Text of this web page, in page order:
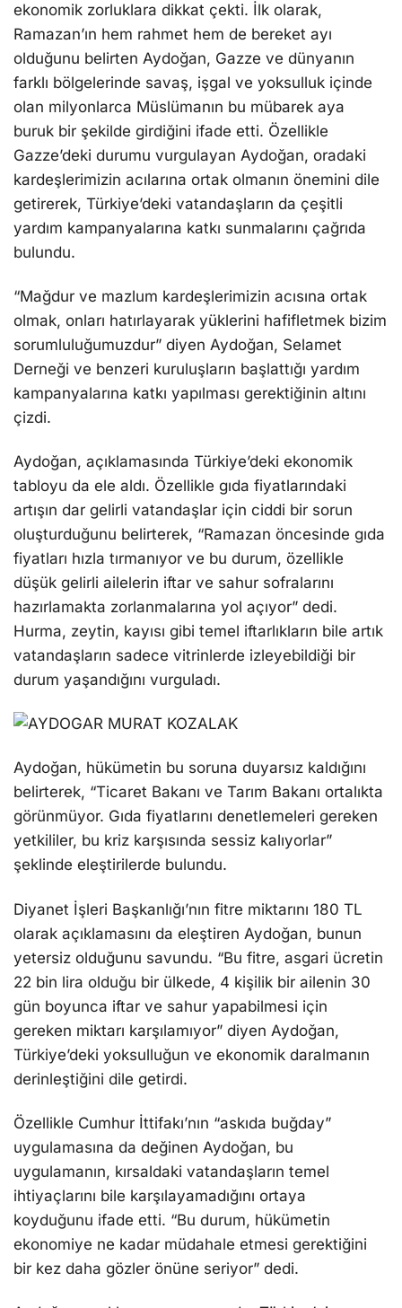
ekonomik zorluklara dikkat çekti. İlk olarak,
Ramazan’ın hem rahmet hem de bereket ayı
olduğunu belirten Aydoğan, Gazze ve dünyanın
farklı bölgelerinde savaş, işgal ve yoksulluk içinde
olan milyonlarca Müslümanın bu mübarek aya
buruk bir şekilde girdiğini ifade etti. Özellikle
Gazze’deki durumu vurgulayan Aydoğan, oradaki
kardeşlerimizin acılarına ortak olmanın önemini dile
getirerek, Türkiye’deki vatandaşların da çeşitli
yardım kampanyalarına katkı sunmalarını çağrıda
bulundu.
“Mağdur ve mazlum kardeşlerimizin acısına ortak
olmak, onları hatırlayarak yüklerini hafifletmek bizim
sorumluluğumuzdur” diyen Aydoğan, Selamet
Derneği ve benzeri kuruluşların başlattığı yardım
kampanyalarına katkı yapılması gerektiğinin altını
çizdi.
Aydoğan, açıklamasında Türkiye’deki ekonomik
tabloyu da ele aldı. Özellikle gıda fiyatlarındaki
artışın dar gelirli vatandaşlar için ciddi bir sorun
oluşturduğunu belirterek, “Ramazan öncesinde gıda
fiyatları hızla tırmanıyor ve bu durum, özellikle
düşük gelirli ailelerin iftar ve sahur sofralarını
hazırlamakta zorlanmalarına yol açıyor” dedi.
Hurma, zeytin, kayısı gibi temel iftarlıkların bile artık
vatandaşların sadece vitrinlerde izleyebildiği bir
durum yaşandığını vurguladı.
Aydoğan, hükümetin bu soruna duyarsız kaldığını
belirterek, “Ticaret Bakanı ve Tarım Bakanı ortalıkta
görünmüyor. Gıda fiyatlarını denetlemeleri gereken
yetkililer, bu kriz karşısında sessiz kalıyorlar”
şeklinde eleştirilerde bulundu.
Diyanet İşleri Başkanlığı’nın fitre miktarını 180 TL
olarak açıklamasını da eleştiren Aydoğan, bunun
yetersiz olduğunu savundu. “Bu fitre, asgari ücretin
22 bin lira olduğu bir ülkede, 4 kişilik bir ailenin 30
gün boyunca iftar ve sahur yapabilmesi için
gereken miktarı karşılamıyor” diyen Aydoğan,
Türkiye’deki yoksulluğun ve ekonomik daralmanın
derinleştiğini dile getirdi.
Özellikle Cumhur İttifakı’nın “askıda buğday”
uygulamasına da değinen Aydoğan, bu
uygulamanın, kırsaldaki vatandaşların temel
ihtiyaçlarını bile karşılayamadığını ortaya
koyduğunu ifade etti. “Bu durum, hükümetin
ekonomiye ne kadar müdahale etmesi gerektiğini
bir kez daha gözler önüne seriyor” dedi.